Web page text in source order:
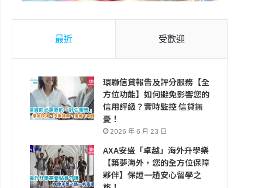
最近 受歡迎
環聯信貸報告及評分服務【全
方位功能】如何避免影響您的
信用評級？實時監控 信貸無
憂！
2026 年 6 月 23 日
AXA安盛「卓越」海外升學樂
【築夢海外，您的全方位保障
夥伴】保證一趟安心留學之